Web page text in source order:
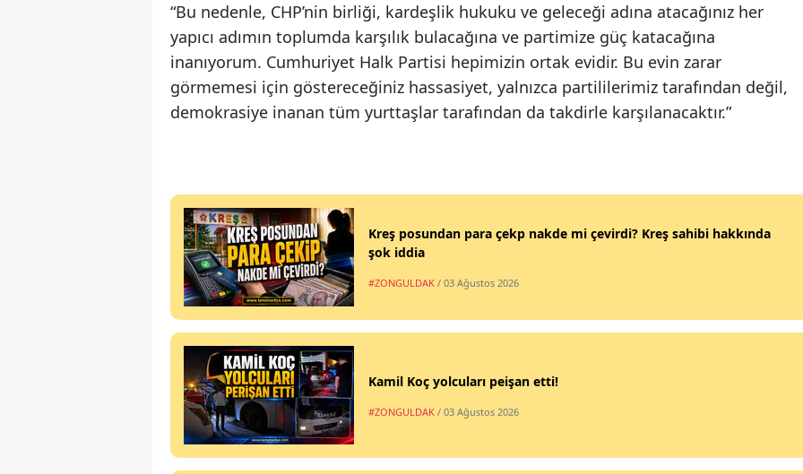
“Bu nedenle, CHP’nin birliği, kardeşlik hukuku ve geleceği adına atacağınız her
yapıcı adımın toplumda karşılık bulacağına ve partimize güç katacağına
inanıyorum. Cumhuriyet Halk Partisi hepimizin ortak evidir. Bu evin zarar
görmemesi için göstereceğiniz hassasiyet, yalnızca partililerimiz tarafından değil,
demokrasiye inanan tüm yurttaşlar tarafından da takdirle karşılanacaktır.”
Kreş posundan para çekp nakde mi çevirdi? Kreş sahibi hakkında
şok iddia
#ZONGULDAK / 03 Ağustos 2026
Kamil Koç yolcuları peişan etti!
#ZONGULDAK / 03 Ağustos 2026